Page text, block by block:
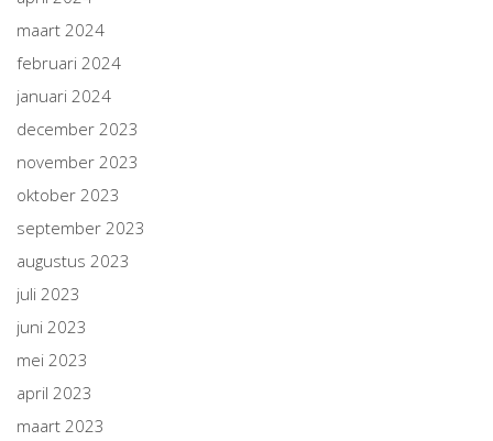
maart 2024
februari 2024
januari 2024
december 2023
november 2023
oktober 2023
september 2023
augustus 2023
juli 2023
juni 2023
mei 2023
april 2023
maart 2023